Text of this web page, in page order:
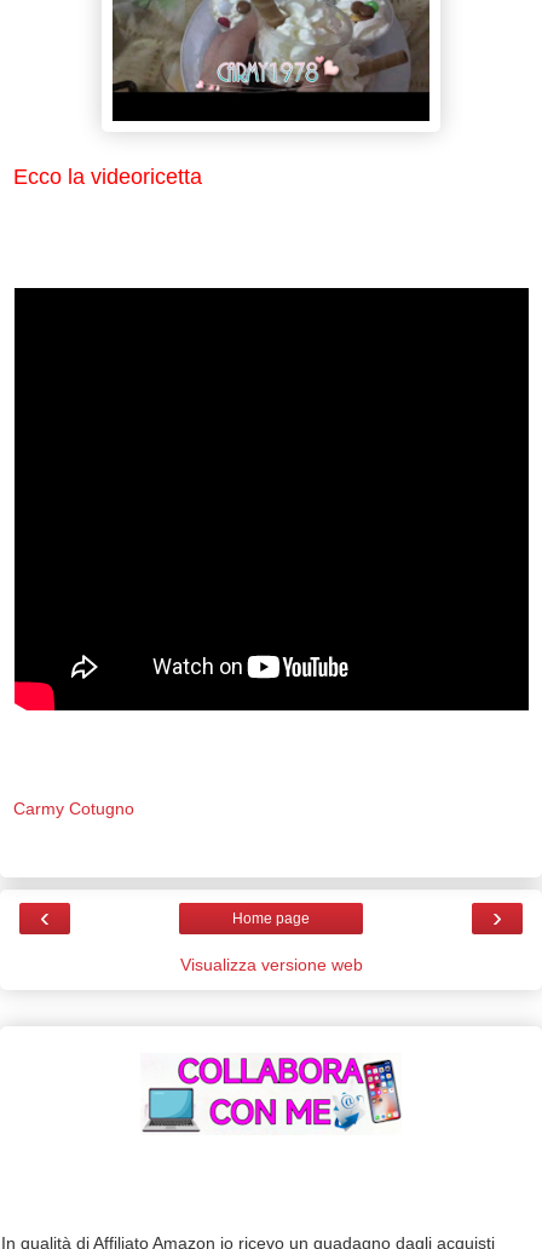
Ecco la videoricetta
Carmy Cotugno
‹ ›
Home page
Visualizza versione web
In qualità di Affiliato Amazon io ricevo un guadagno dagli acquisti